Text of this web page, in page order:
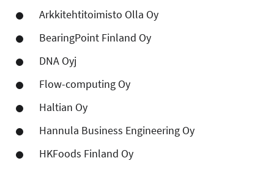
Arkkitehtitoimisto Olla Oy
BearingPoint Finland Oy
DNA Oyj
Flow-computing Oy
Haltian Oy
Hannula Business Engineering Oy
HKFoods Finland Oy